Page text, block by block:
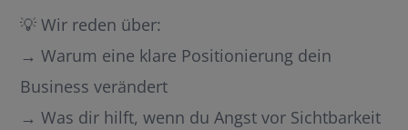
💡 Wir reden über:
→ Warum eine klare Positionierung dein
Business verändert
→ Was dir hilft, wenn du Angst vor Sichtbarkeit